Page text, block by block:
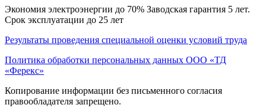
Экономия электроэнергии до 70% Заводская гарантия 5 лет.
Срок эксплуатации до 25 лет
Результаты проведения специальной оценки условий труда
Политика обработки персональных данных ООО «ТД
«Ферекс»
Копирование информации без письменного согласия
правообладателя запрещено.